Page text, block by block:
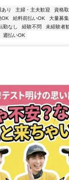
り 主婦・主夫歓迎 資格
OK 給料前払いOK 大量募集
勤なし 経験不問 未経験者
週払いOK